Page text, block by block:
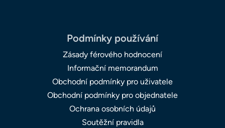
Podmínky používání
Zásady férového hodnocení
Informační memorandum
Obchodní podmínky pro uživatele
Obchodní podmínky pro objednatele
Ochrana osobních údajů
Soutěžní pravidla